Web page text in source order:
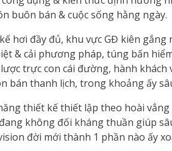
buôn bán & cuộc sống hằng ngày.
hơi đầy đủ, khu vực GĐ kiên
& cải phương pháp, túng bấn
trực con cái đường, hành
thanh lịch, trong khoảng ấy
thiết kế thiết lập theo hoài
không đối kháng thuần giúp
đời mới thành 1 phần nào ấy